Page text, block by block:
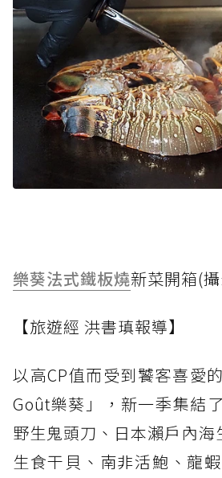
樂葵法式鐵板燒新菜開箱(
【旅遊經 洪書瑱報導】
以高CP值而受到饕客喜愛
Goût樂葵」，新一季集結
野生鬼頭刀、日本瀨戶內海
生食干貝、南非活鮑、龍